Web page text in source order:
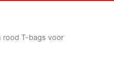
rood T-bags voor